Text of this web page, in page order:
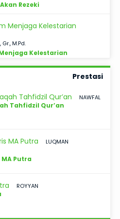
Rezeki
M.Pd.
Prestasi
NAWFAL
Tahfidzil Qur’an
LUQMAN
Putra
ROYYAN